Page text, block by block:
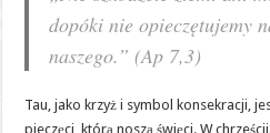
dopóki nie opieczętujemy
naszego.” (Ap 7,3)
Tau, jako krzyż i symbol konsekracji,
pieczęci, którą noszą święci. W